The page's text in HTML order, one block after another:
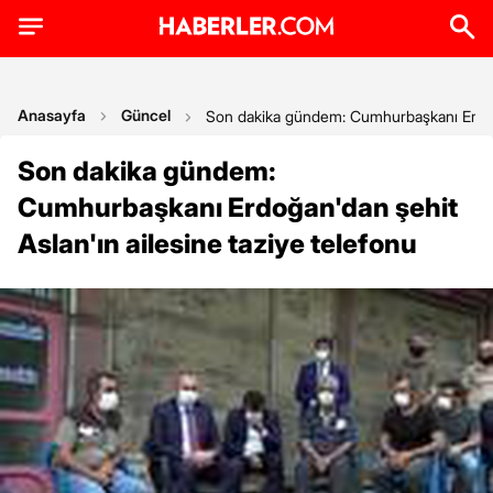
Anasayfa Güncel Son dakika gündem: Cumhurbaşkanı
Son dakika gündem:
Cumhurbaşkanı Erdoğan'dan şehit
Aslan'ın ailesine taziye telefonu